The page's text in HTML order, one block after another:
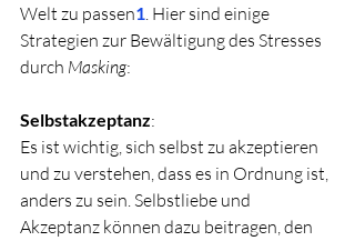
Welt zu passen1. Hier sind einige
Strategien zur Bewältigung des Stresses
durch Masking:
Selbstakzeptanz:
Es ist wichtig, sich selbst zu akzeptieren
und zu verstehen, dass es in Ordnung ist,
anders zu sein. Selbstliebe und
Akzeptanz können dazu beitragen, den